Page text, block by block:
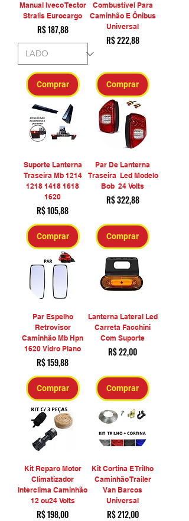
Manual Iveco Tector
Stralis Eurocargo
Preço
R$ 187,88
Comprar
Combustível Para
Caminhão E Ônibus
Universal
Preço
R$ 222,88
Comprar
Suporte Lanterna
Traseira Mb 1214
1218 1418 1618
1620
Preço
R$ 105,88
Comprar
Par De Lanterna
Traseira Led Modelo
Bob 24 Volts
Preço
R$ 322,88
Comprar
Par Espelho
Retrovisor
Caminhão Mb Hpn
1620 Vidro Plano
Preço
R$ 159,88
Comprar
Lanterna Lateral Led
Carreta Facchini
Com Suporte
Preço
R$ 22,00
Comprar
Kit Reparo Motor
Climatizador
Interclima Caminhão
12 ou24 Volts
Preço
R$ 198,00
Kit Cortina E Trilho
Caminhão Trailer
Van Barcos
Universal
Preço
R$ 212,00